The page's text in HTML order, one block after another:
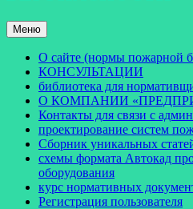
Меню
О сайте (нормы пожарной
КОНСУЛЬТАЦИИ
библиотека для
О КОМПАНИИ
Контакты для связи с
проектирование систем
Сборник уникальных
схемы формата Автокад
оборудования
курс нормативных
Регистрация пользователя